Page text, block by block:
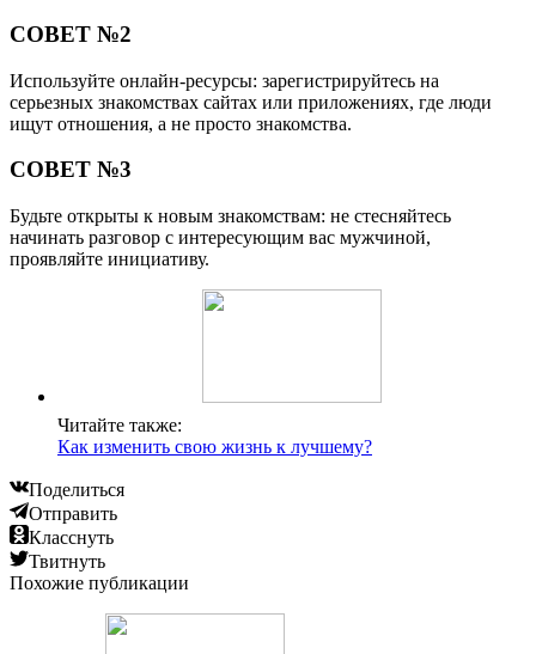
СОВЕТ №2
Используйте онлайн-ресурсы: зарегистрируйтесь на
серьезных знакомствах сайтах или приложениях, где люди
ищут отношения, а не просто знакомства.
СОВЕТ №3
Будьте открыты к новым знакомствам: не стесняйтесь
начинать разговор с интересующим вас мужчиной,
проявляйте инициативу.
Читайте также:
Как изменить свою жизнь к лучшему?
Поделиться
Отправить
Класснуть
Твитнуть
Похожие публикации